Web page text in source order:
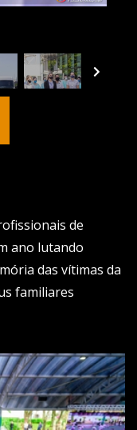
de
ano lutando
das vítimas da
familiares